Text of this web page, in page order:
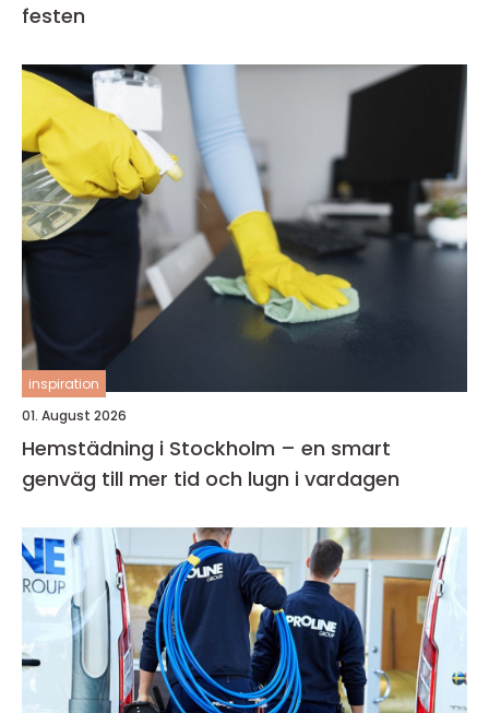
festen
inspiration
01. August 2026
Hemstädning i Stockholm – en smart
genväg till mer tid och lugn i vardagen